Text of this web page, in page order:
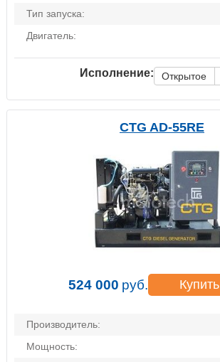
Тип запуска:
Двигатель:
Исполнение: Открытое
CTG AD-55RE
524 000 руб. Купить
Производитель:
Мощность: